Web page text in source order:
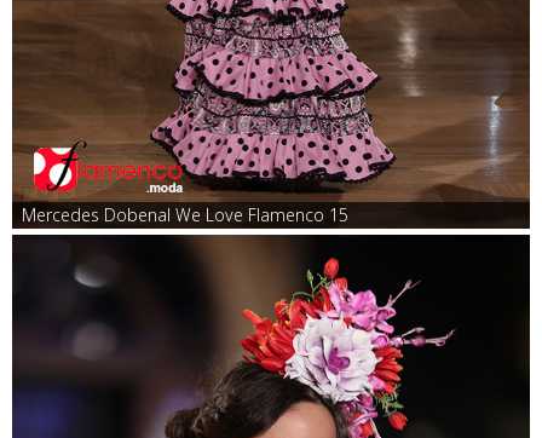
Mercedes Dobenal We Love Flamenco 15